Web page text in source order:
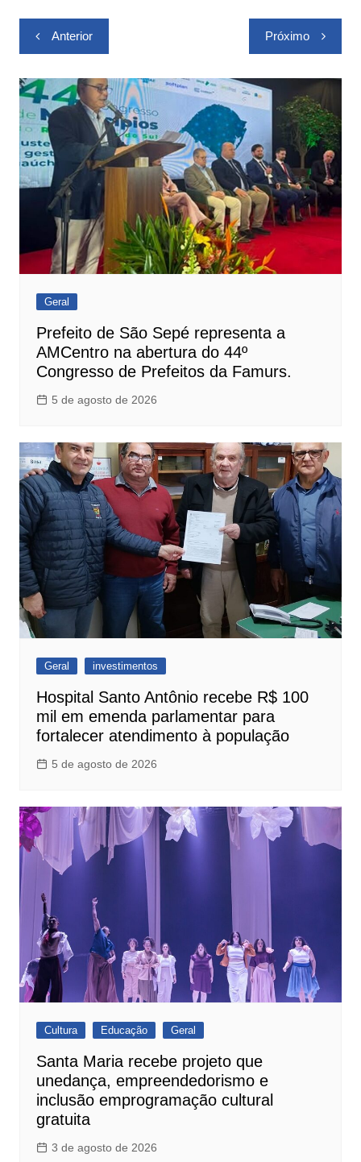
Navegação
de
Post
Anterior Próximo
Geral
Prefeito de São Sepé representa a
AMCentro na abertura do 44º
Congresso de Prefeitos da Famurs.
5 de agosto de 2026
Geral investimentos
Hospital Santo Antônio recebe R$ 100
mil em emenda parlamentar para
fortalecer atendimento à população
5 de agosto de 2026
Cultura Educação Geral
Santa Maria recebe projeto que
unedança, empreendedorismo e
inclusão emprogramação cultural
gratuita
3 de agosto de 2026